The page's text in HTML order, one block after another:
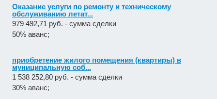
Оказание услуги по ремонту и техническому
обслуживанию летат...
979 492,71 руб. - сумма сделки
50% аванс;
приобретение жилого помещения (квартиры) в
муниципальную соб...
1 538 252,80 руб. - сумма сделки
30% аванс;